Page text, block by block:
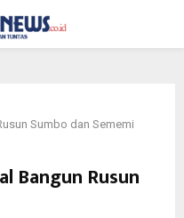
Sumbo dan Sememi
Bangun Rusun